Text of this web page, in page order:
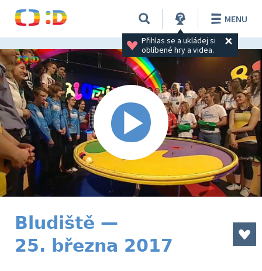
Přihlas se a ukládej si
oblíbené hry a videa.
MENU
Bludiště —
25. března 2017